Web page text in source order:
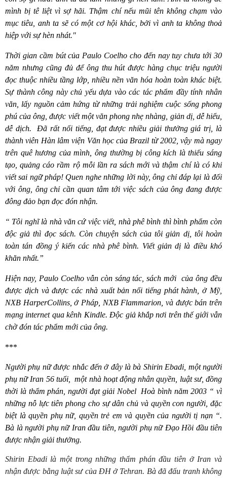
mình bị tê liệt vì sợ hãi. Thậm chí nếu mũi tên không chạm vào
mục tiêu, anh ta sẽ có một cơ hội khác, bởi vì anh ta không thoả
hiệp với sự hèn nhát."
Thời gian cầm bút của Paulo Coelho cho đến nay tuy chưa tới 30
năm nhưng cũng đủ để ông thu hút được hàng chục triệu người
đọc thuộc nhiều tầng lớp, nhiều nền văn hóa hoàn toàn khác biệt.
Sự thành công này chủ yếu dựa vào các tác phẩm đầy tính nhân
văn, lấy nguồn cảm hứng từ những trải nghiệm cuộc sống phong
phú của ông, được viết một văn phong nhẹ nhàng, giản dị, dễ hiểu,
dễ dịch.
Đã rất nổi tiếng, đạt được nhiều giải thưởng giá trị, là
thành viên Hàn lâm viện Văn học của Brazil từ 2002, vậy mà ngay
trên quê hương của mình, ông thường bị công kích là thiếu sáng
tạo, quảng cáo rầm rộ mỗi lần ra sách mới và thậm chí là có khi
viết sai ngữ pháp! Quen nghe những lời này, ông chỉ đáp lại là đối
với ông, ông chỉ cần quan tâm tới việc sách của ông đang được
đông đảo bạn đọc đón nhận.
“ Tôi nghĩ là nhà văn cứ việc viết, nhà phê bình thì bình phẩm còn
độc giả thì đọc sách. Còn chuyện sách của tôi giản dị, tôi hoàn
toàn tán đồng ý kiến các nhà phê bình. Viết giản dị là điều khó
khăn nhất.”
Hiện nay, Paulo Coelho vẫn còn sáng tác, sách mới của ông đều
được dịch và được các nhà xuất bản nổi tiếng phát hành, ở Mỹ,
NXB HarperCollins,ở Pháp NXB Flammarion, và được bán trên
mạng internet qua kênh Kindle. Độc giả khắp nơi trên thế giới vẫn
chờ đón tác phẩm mới của ông.
***
Người phụ nữ được nhắc đến ở đây là bà Shirin Ebadi, một người
phụ nữ Iran 56 tuổi,
một nhà hoạt động nhân quyền, luật sư, đồng
thời là thẩm phán, người đạt giải Nobel
Hoà bình năm 2003 “ vì
những nỗ lực tiên phong cho sự dân chủ và quyền con người, đặc
biệt là quyền phụ nữ, quyền trẻ em và quyền của người tị nạn “.
Bà là người phụ nữ Iran đầu tiên, người phụ nữ Đạo Hồi đầu tiên
được nhận giải thưởng.
Shirin Ebadi là một trong những thẩm phán đầu tiên ở Iran và
nhận được bằng luật sư của ĐHở Tehran. Bà đã đấu tranh không